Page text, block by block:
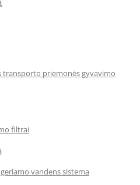
priemonės gyvavimo
filtrai
vandens sistema